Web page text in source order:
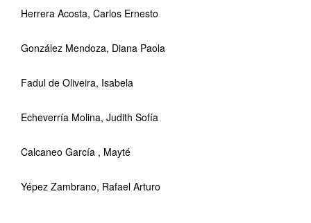
Herrera Acosta, Carlos Ernesto
González Mendoza, Diana Paola
Fadul de Oliveira, Isabela
Echeverría Molina, Judith Sofía
Calcaneo García , Mayté
Yépez Zambrano, Rafael Arturo